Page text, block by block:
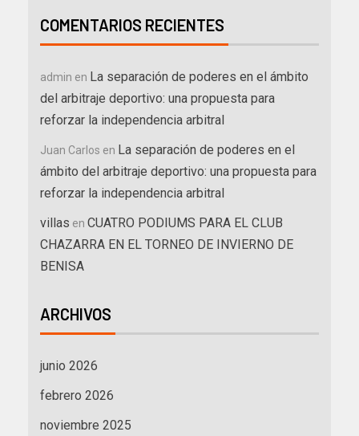
COMENTARIOS RECIENTES
admin en La separación de poderes en el ámbito
del arbitraje deportivo: una propuesta para
reforzar la independencia arbitral
Juan Carlos en La separación de poderes en el
ámbito del arbitraje deportivo: una propuesta para
reforzar la independencia arbitral
villas en CUATRO PODIUMS PARA EL CLUB
CHAZARRA EN EL TORNEO DE INVIERNO DE
BENISA
ARCHIVOS
junio 2026
febrero 2026
noviembre 2025